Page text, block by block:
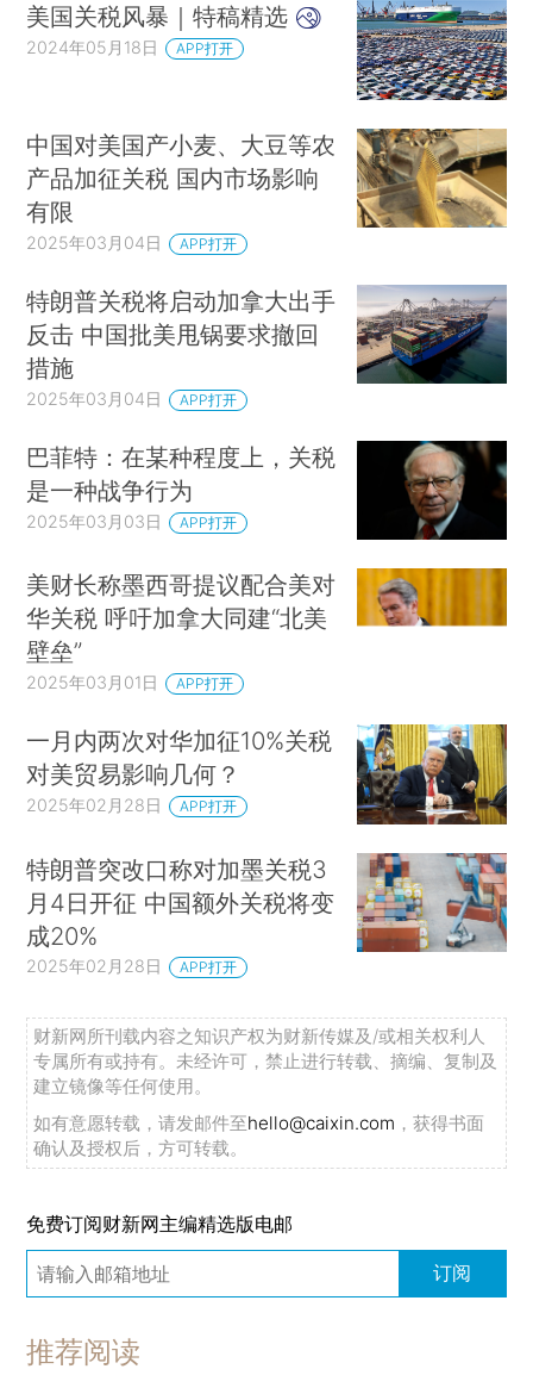
美国关税风暴｜特稿精选
2024年05月18日 APP打开
中国对美国产小麦、大豆等农
产品加征关税 国内市场影响
有限
2025年03月04日 APP打开
特朗普关税将启动加拿大出手
反击 中国批美甩锅要求撤回
措施
2025年03月04日 APP打开
巴菲特：在某种程度上，关税
是一种战争行为
2025年03月03日 APP打开
美财长称墨西哥提议配合美对
华关税 呼吁加拿大同建“北美
壁垒”
2025年03月01日 APP打开
一月内两次对华加征10%关税
对美贸易影响几何？
2025年02月28日 APP打开
特朗普突改口称对加墨关税3
月4日开征 中国额外关税将变
成20%
2025年02月28日 APP打开
财新网所刊载内容之知识产权为财新传媒及/或相关权利人
专属所有或持有。未经许可，禁止进行转载、摘编、复制及
建立镜像等任何使用。
如有意愿转载，请发邮件至hello@caixin.com ，获得书面
确认及授权后，方可转载。
免费订阅财新网主编精选版电邮
订阅
推荐阅读